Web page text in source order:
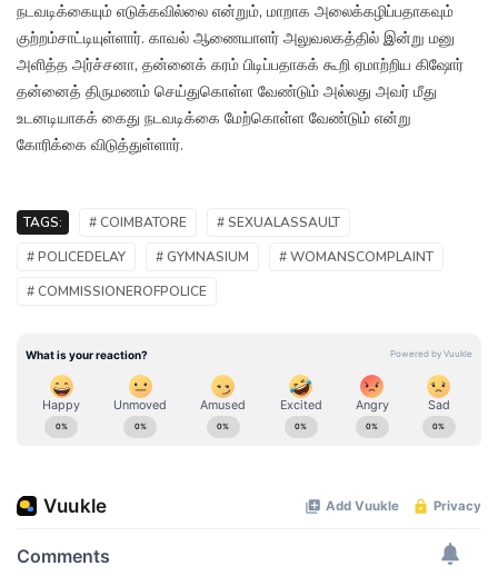
நடவடிக்கையும் எடுக்கவில்லை என்றும், மாறாக அலைக்கழிப்பதாகவும்
குற்றம்சாட்டியுள்ளார். காவல் ஆணையாளர் அலுவலகத்தில் இன்று மனு
அளித்த அர்ச்சனா, தன்னைக் கரம் பிடிப்பதாகக் கூறி ஏமாற்றிய கிஷோர்
தன்னைத் திருமணம் செய்துகொள்ள வேண்டும் அல்லது அவர் மீது
உடனடியாகக் கைது நடவடிக்கை மேற்கொள்ள வேண்டும் என்று
கோரிக்கை விடுத்துள்ளார்.
TAGS: # COIMBATORE
# SEXUALASSAULT
# POLICEDELAY
# GYMNASIUM
# WOMANSCOMPLAINT
# COMMISSIONEROFPOLICE